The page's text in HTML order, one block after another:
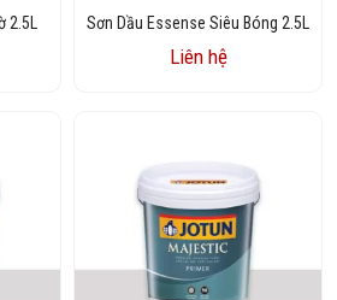
2.5L Sơn Dầu Essense Siêu Bóng 2.5L
Liên hệ